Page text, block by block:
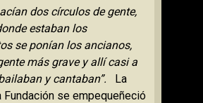
dos círculos de gente,
estaban los
se ponían los ancianos,
más grave y allí casi a
y cantaban”.
La
Fundación se empequeñeció